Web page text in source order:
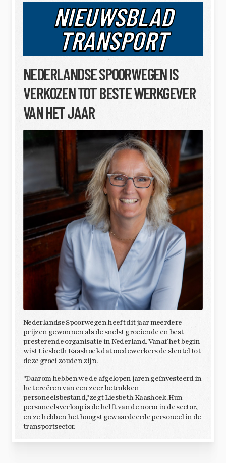
NIEUWSBLAD
TRANSPORT
NEDERLANDSE SPOORWEGEN IS
VERKOZEN TOT BESTE WERKGEVER
VAN HET JAAR
Nederlandse Spoorwegen heeft dit jaar meerdere
prijzen gewonnen als de snelst groeiende en best
presterende organisatie in Nederland. Vanaf het begin
wist Liesbeth Kaashoek dat medewerkers de sleutel tot
deze groei zouden zijn.
"Daarom hebben we de afgelopen jaren geïnvesteerd in
het creëren van een zeer betrokken
personeelsbestand,"zegt Liesbeth Kaashoek. Hun
personeelsverloop is de helft van de norm in de sector,
en ze hebben het hoogst gewaardeerde personeel in de
transportsector.